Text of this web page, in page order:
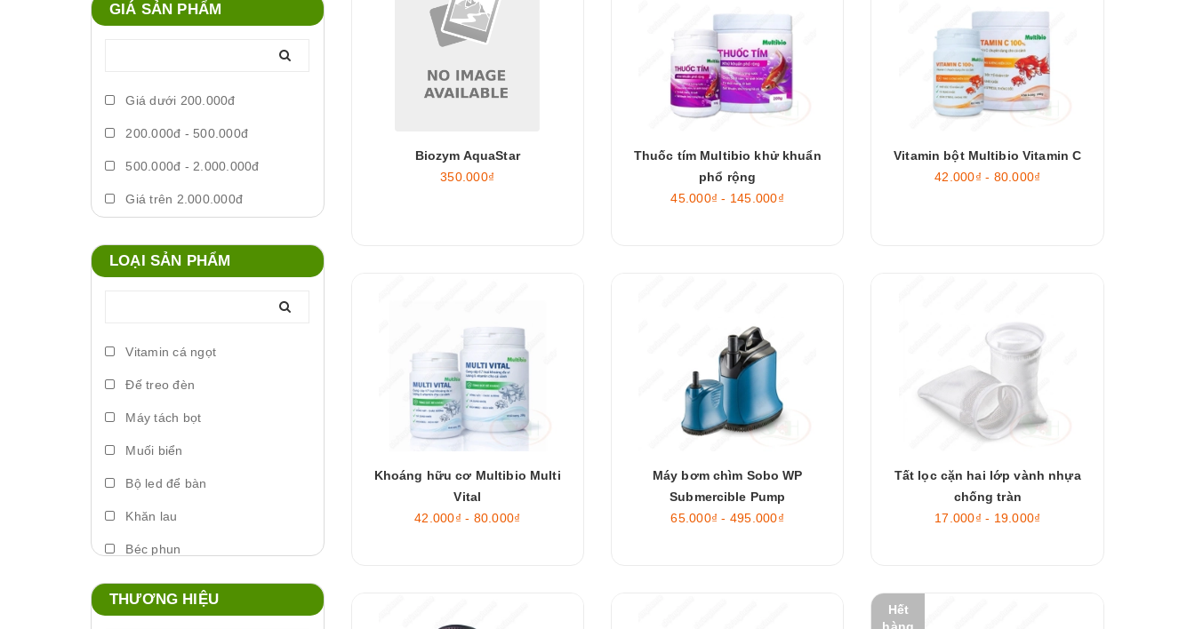
Biozym AquaStar
350.000₫
Thuốc tím Multibio khử khuẩn
phổ rộng
45.000₫ - 145.000₫
Vitamin bột Multibio Vitamin C
42.000₫ - 80.000₫
Khoáng hữu cơ Multibio Multi
Vital
42.000₫ - 80.000₫
Máy bơm chìm Sobo WP
Submercible Pump
65.000₫ - 495.000₫
Tất lọc cặn hai lớp vành nhựa
chống tràn
17.000₫ - 19.000₫
Hết
GIÁ SẢN PHẨM
Giá dưới 200.000đ
200.000đ - 500.000đ
500.000đ - 2.000.000đ
Giá trên 2.000.000đ
LOẠI SẢN PHẨM
Vitamin cá ngọt
Đế treo đèn
Máy tách bọt
Muối biển
Bộ led để bàn
Khăn lau
Béc phun
Máy phun sương
Foam xịt
THƯƠNG HIỆU